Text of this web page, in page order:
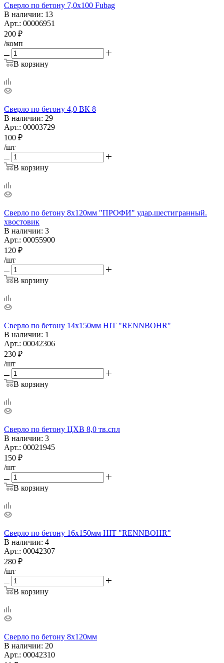
Сверло по бетону 7,0х100 Fubag
В наличии: 13
Арт.: 00006951
200 ₽
/комп
В корзину
Сверло по бетону 4,0 ВК 8
В наличии: 29
Арт.: 00003729
100 ₽
/шт
В корзину
Сверло по бетону 8х120мм "ПРОФИ" удар.шестигранный.
хвостовик
В наличии: 3
Арт.: 00055900
120 ₽
/шт
В корзину
Сверло по бетону 14х150мм HIT "RENNBOHR"
В наличии: 1
Арт.: 00042306
230 ₽
/шт
В корзину
Сверло по бетону ЦХВ 8,0 тв.спл
В наличии: 3
Арт.: 00021945
150 ₽
/шт
В корзину
Сверло по бетону 16х150мм HIT "RENNBOHR"
В наличии: 4
Арт.: 00042307
280 ₽
/шт
В корзину
Сверло по бетону 8х120мм
В наличии: 20
Арт.: 00042310